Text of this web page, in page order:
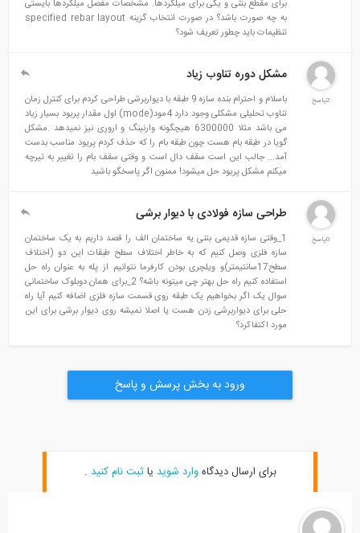
برای مقطع بتنی و یکی برای میلگردها. مشخصات مفصل میلگردها بایستی
به چه صورت باشد؟ در صورت انتخاب گزینه specified rebar layout
تنظیمات باید چطور تعریف شود؟
مشکل دوره تناوب زیاد
باسلام و احترام بنده سازه 9 طبقه با دیواربرشی طراحی کردم برای کنترل زمان
تناوب تحلیلی مشکلی وجود دارد 4مود(mode) اول مقدار پریود بسیار زیاد
می باشد مثلا 6300000 هیچگونه وارنینگ و اروری نیز نمیدهد .مشکل
گویا در طبقه بام هست چون طبقه بام را که حذف کردم پریود مناسب بدست
آمد... جالب این است سقف دال است و وقتی سقف بام را تغییر به تیرچه
میکنم مشکل پریود حل میشود! ممنون اگر پاسخگو باشید
طراحی سازه فولادی با دیوار برشی
1_وقتی سازه قدیمی بتنی یه ساختمان الف را قصد داریم به یک ساختمان
سازه فلزی وصل کنیم که به خاطر اختلاف سطح طبقات این دو (اختلاف
سطح17سانتیمتر)و ویلچری بودن کارفرما نتوانیم از پله به عنوان راه حل
استفاده کنیم راه حل بهتر چی میتونه باشه؟ 2_برای همان دوبلوک ساختمانی
سوال یک اگر بخواهیم یک طبقه روی قسمت سازه فلزی اضافه کنیم آیا راه
حلی برای دیواربرشی زدن هست یا اصلا نمیشه روی دیوار برشی برای این
مورد اکتفاکرد؟
ورود به بخش پرسش و پاسخ
برای ارسال دیدگاهوارد شویدیاثبت نام کنید.